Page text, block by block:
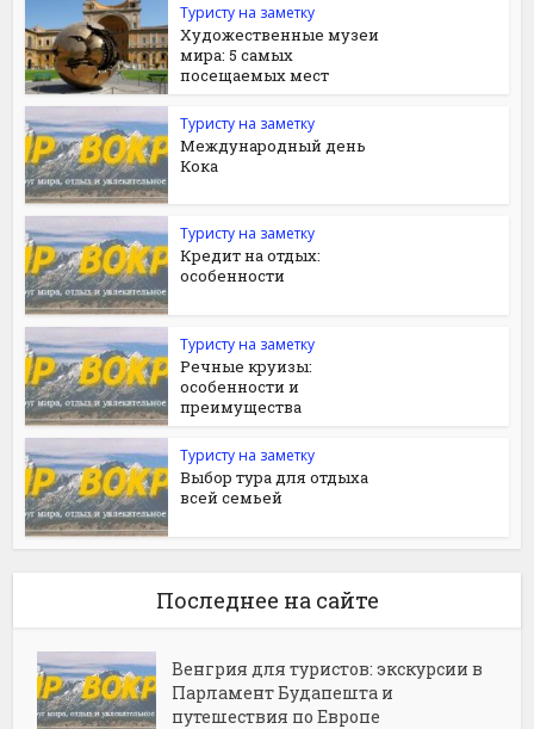
Туристу на заметку
Художественные музеи
мира: 5 самых
посещаемых мест
Туристу на заметку
Международный день
Кока
Туристу на заметку
Кредит на отдых:
особенности
Туристу на заметку
Речные круизы:
особенности и
преимущества
Туристу на заметку
Выбор тура для отдыха
всей семьей
Последнее на сайте
Венгрия для туристов: экскурсии в
Парламент Будапешта и
путешествия по Европе